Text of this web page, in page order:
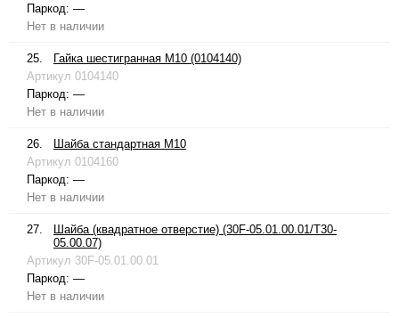
Паркод: —
Нет в наличии
25.
Гайка шестигранная М10 (0104140)
Артикул 0104140
Паркод: —
Нет в наличии
26.
Шайба стандартная М10
Артикул 0104160
Паркод: —
Нет в наличии
27.
Шайба (квадратное отверстие) (30F-05.01.00.01/T30-
05.00.07)
Артикул 30F-05.01.00.01
Паркод: —
Нет в наличии